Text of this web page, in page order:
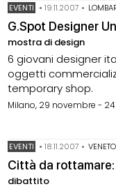
EVENTI •19.11.2007 •
G.Spot Designer
mostra di design
6 giovani designer
oggetti
temporary shop.
Milano, 29 novembre -
EVENTI •18.11.2007 • VENETO
Città da
dibattito